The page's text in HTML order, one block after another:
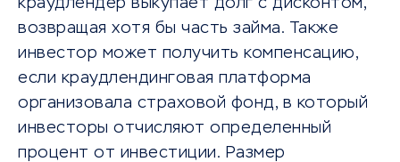
краудлендер выкупает долг с дисконтом,
возвращая хотя бы часть займа. Также
инвестор может получить компенсацию,
если краудлендинговая платформа
организовала страховой фонд, в который
инвесторы отчисляют определенный
процент от инвестиции. Размер